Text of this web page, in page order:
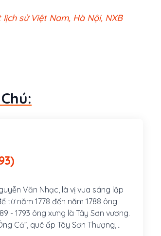
sử Việt Nam, Hà Nội, NXB
1793)
Văn Nhạc, là vị vua sáng lập
từ năm 1778 đến năm 1788 ông
- 1793 ông xưng là Tây Sơn vương.
Cả”, quê ấp Tây Sơn Thượng,